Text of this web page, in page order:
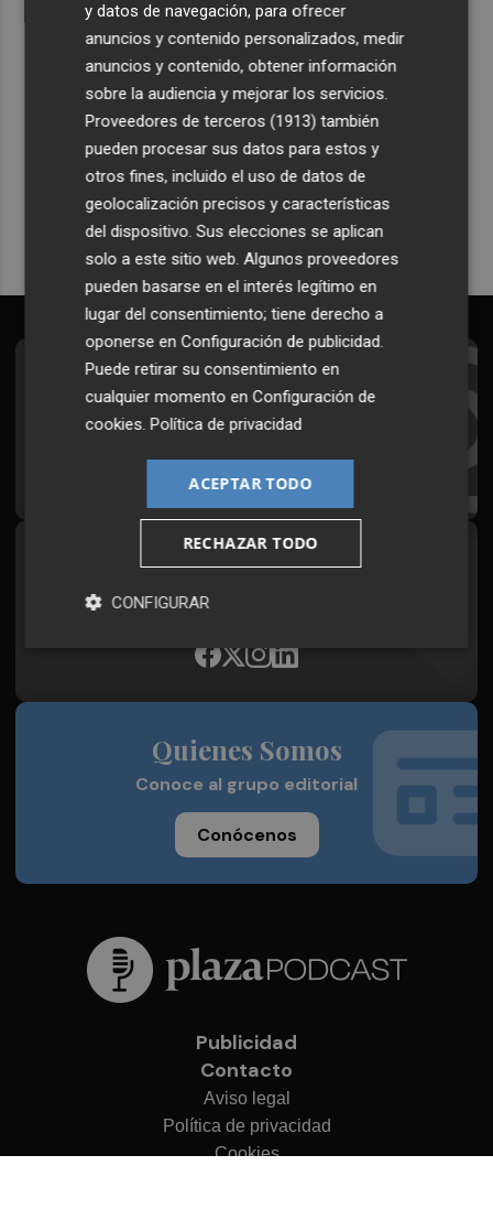
Recibe toda la actualidad de
Plaza Podcast en tu correo
Quiero suscribirme
Suscríbete al Boletín
Todos los días a primera hora en tu email
Síguenos en redes
Plaza Podcast, desde cualquier medio
Quienes Somos
Conoce al grupo editorial
Conócenos
Publicidad
Contacto
Aviso legal
Política de privacidad
Cookies
y datos de navegación, para ofrecer
anuncios y contenido personalizados, medir
anuncios y contenido, obtener información
sobre la audiencia y mejorar los servicios.
Proveedores de terceros (1913) también
pueden procesar sus datos para estos y
otros fines, incluido el uso de datos de
geolocalización precisos y características
del dispositivo. Sus elecciones se aplican
solo a este sitio web. Algunos proveedores
pueden basarse en el interés legítimo en
lugar del consentimiento; tiene derecho a
oponerse enConfiguración de publicidad.
Puede retirar su consentimiento en
cualquier momento enConfiguración de
cookies.Política de privacidad
ACEPTAR TODO
RECHAZAR TODO
CONFIGURAR